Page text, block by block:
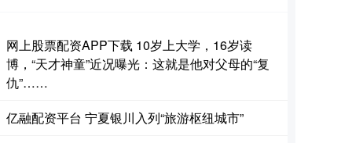
网上股票配资APP下载 10岁上大学，16岁读
博，“天才神童”近况曝光：这就是他对父母的“复
仇”……
亿融配资平台 宁夏银川入列“旅游枢纽城市”